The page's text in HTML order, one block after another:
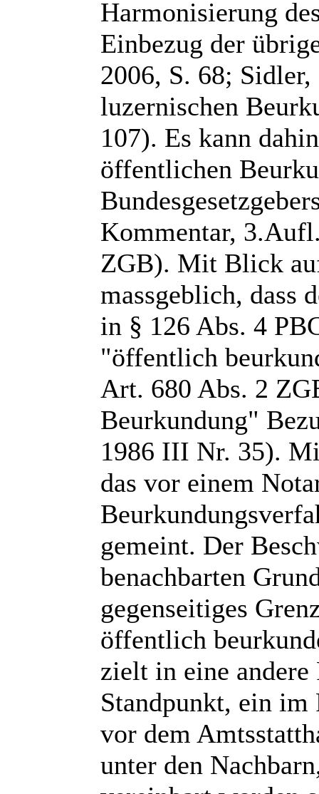
Harmonisierung
Einbezug der
2006, S. 68;
luzernischen
107). Es kann
öffentlichen
Kommentar,
ZGB). Mit Blick
massgeblich, dass
in § 126 Abs. 4
"öffentlich
Art. 680 Abs. 2
Beurkundung"
1986 III Nr. 35).
das vor einem
gemeint. Der
benachbarten
gegenseitiges
öffentlich
zielt in eine
Standpunkt, ein im
vor dem
unter den